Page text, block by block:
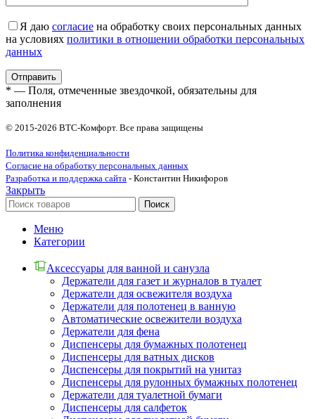
Я даю согласие на обработку своих персональных данных
на условиях политики в отношении обработки персональных
данных
* — Поля, отмеченные звездочкой, обязательны для
заполнения
© 2015-2026 ВТС-Комфорт. Все права защищены
Политика конфиденциальности
Согласие на обработку персональных данных
Разработка и поддержка сайта - Константин Никифоров
Закрыть
Поиск
Меню
Категории
Аксессуары для ванной и санузла
Держатели для газет и журналов в туалет
Держатели для освежителя воздуха
Держатели для полотенец в ванную
Автоматические освежители воздуха
Держатели для фена
Диспенсеры для бумажных полотенец
Диспенсеры для ватных дисков
Диспенсеры для покрытий на унитаз
Диспенсеры для рулонных бумажных полотенец
Держатели для туалетной бумаги
Диспенсеры для салфеток